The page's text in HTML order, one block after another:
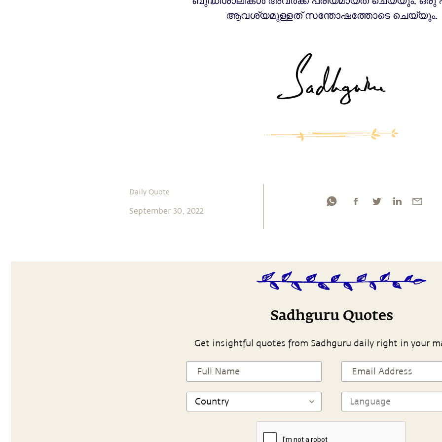
ആവശ്യമുള്ളത് സന്തോഷത്തോടെ ചെയ്യും.
Daily Quote
September 30, 2022
Sadhguru Quotes
Get insightful quotes from Sadhguru daily right in your